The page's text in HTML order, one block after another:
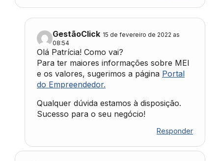
GestãoClick 15 de fevereiro de 2022 as
08:54
Olá Patrícia! Como vai?
Para ter maiores informações sobre MEI
e os valores, sugerimos a página Portal
do Empreendedor.
Qualquer dúvida estamos à disposição.
Sucesso para o seu negócio!
Responder